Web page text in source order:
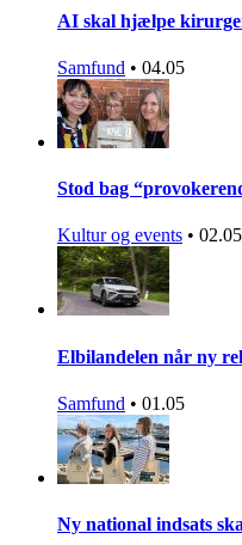
AI skal hjælpe
Samfund • 04.05
Stod bag
Kultur og events • 02.05
Elbilandelen når ny
Samfund • 01.05
Ny national indsats